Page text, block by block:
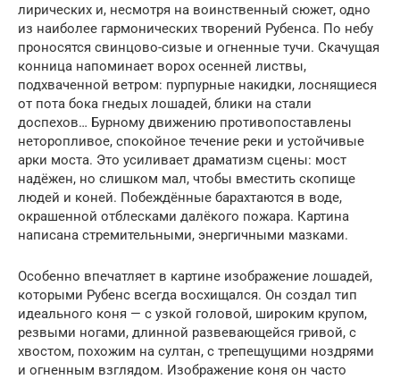
лирических и, несмотря на воинственный сюжет, одно
из наиболее гармонических творений Рубенса. По небу
проносятся свинцово-сизые и огненные тучи. Скачущая
конница напоминает ворох осенней листвы,
подхваченной ветром: пурпурные накидки, лоснящиеся
от пота бока гнедых лошадей, блики на стали
доспехов… Бурному движению противопоставлены
неторопливое, спокойное течение реки и устойчивые
арки моста. Это усиливает драматизм сцены: мост
надёжен, но слишком мал, чтобы вместить скопище
людей и коней. Побеждённые барахтаются в воде,
окрашенной отблесками далёкого пожара. Картина
написана стремительными, энергичными мазками.
Особенно впечатляет в картине изображение лошадей,
которыми Рубенс всегда восхищался. Он создал тип
идеального коня — с узкой головой, широким крупом,
резвыми ногами, длинной развевающейся гривой, с
хвостом, похожим на султан, с трепещущими ноздрями
и огненным взглядом. Изображение коня он часто